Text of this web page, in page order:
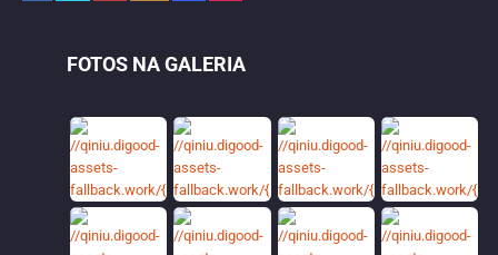
FOTOS NA GALERIA